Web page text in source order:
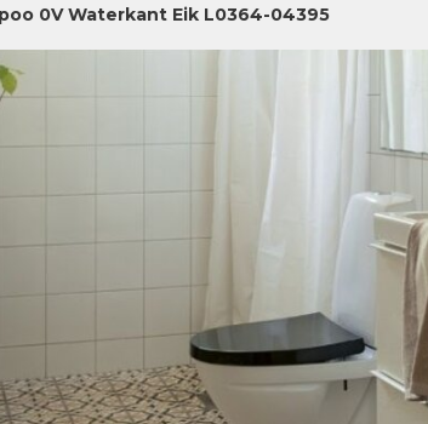
0V Waterkant Eik L0364-04395